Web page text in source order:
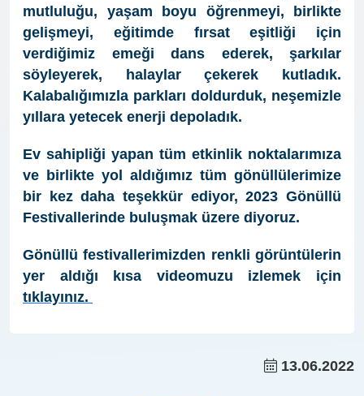
mutluluğu, yaşam boyu öğrenmeyi, birlikte
gelişmeyi, eğitimde fırsat eşitliği için
verdiğimiz emeği dans ederek, şarkılar
söyleyerek, halaylar çekerek kutladık.
Kalabalığımızla parkları doldurduk, neşemizle
yıllara yetecek enerji depoladık.
Ev sahipliği yapan tüm etkinlik noktalarımıza
ve birlikte yol aldığımız tüm gönüllülerimize
bir kez daha teşekkür ediyor, 2023 Gönüllü
Festivallerinde buluşmak üzere diyoruz.
Gönüllü festivallerimizden renkli görüntülerin
yer aldığı kısa videomuzu izlemek için
tıklayınız.
13.06.2022